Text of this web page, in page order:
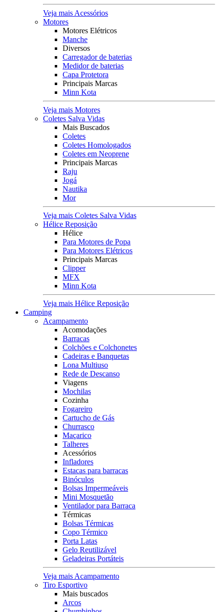
Veja mais Acessórios
Motores
Motores Elétricos
Manche
Diversos
Carregador de baterias
Medidor de baterias
Capa Protetora
Principais Marcas
Minn Kota
Veja mais Motores
Coletes Salva Vidas
Mais Buscados
Coletes
Coletes Homologados
Coletes em Neoprene
Principais Marcas
Raju
Jogá
Nautika
Mor
Veja mais Coletes Salva Vidas
Hélice Reposição
Hélice
Para Motores de Popa
Para Motores Elétricos
Principais Marcas
Clipper
MFX
Minn Kota
Veja mais Hélice Reposição
Camping
Acampamento
Acomodações
Barracas
Colchões e Colchonetes
Cadeiras e Banquetas
Lona Multiuso
Rede de Descanso
Viagens
Mochilas
Cozinha
Fogareiro
Cartucho de Gás
Churrasco
Maçarico
Talheres
Acessórios
Infladores
Estacas para barracas
Binóculos
Bolsas Impermeáveis
Mini Mosquetão
Ventilador para Barraca
Térmicas
Bolsas Térmicas
Copo Térmico
Porta Latas
Gelo Reutilizável
Geladeiras Portáteis
Veja mais Acampamento
Tiro Esportivo
Mais buscados
Arcos